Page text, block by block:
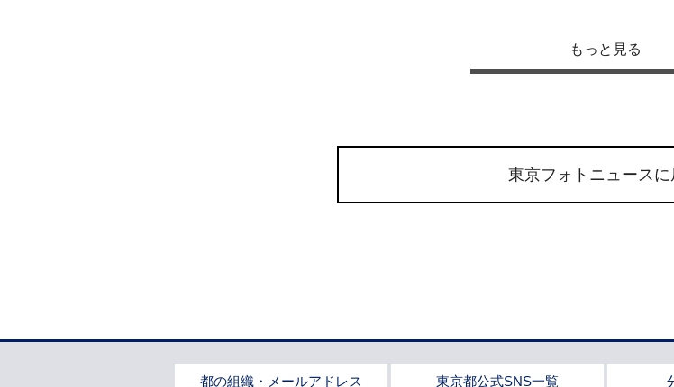
もっと見る
東京フォトニュースに
都の組織・メールアドレス 東京都公式SNS一覧